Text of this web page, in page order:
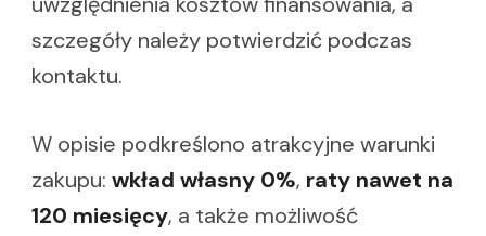
szczegóły należy potwierdzić podczas
kontaktu.
W opisie podkreślono atrakcyjne warunki
zakupu: wkład własny 0%, raty nawet na
120 miesięcy, a także możliwość